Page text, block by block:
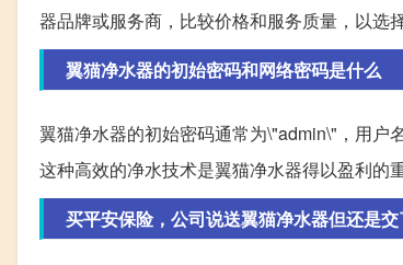
器品牌或服务商，比较价格和服务质量，以选
翼猫净水器的初始密码和网络密码是什么
翼猫净水器的初始密码通常为\"admin\"，用户
这种高效的净水技术是翼猫净水器得以盈利的重
买平安保险，公司说送翼猫净水器但还是